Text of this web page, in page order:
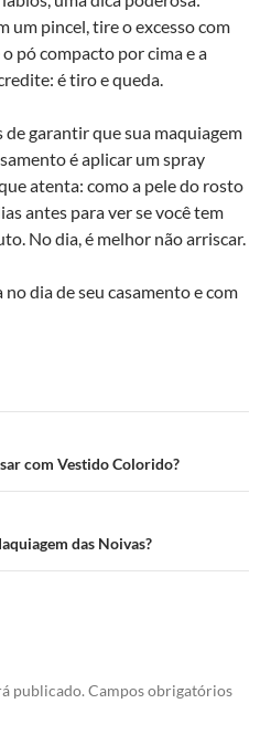
um pincel, tire o excesso com
pó compacto por cima e a
é tiro e queda.
garantir que sua maquiagem
é aplicar um spray
atenta: como a pele do rosto
antes para ver se você tem
No dia, é melhor não arriscar.
dia de seu casamento e com
com Vestido Colorido?
das Noivas?
publicado. Campos obrigatórios